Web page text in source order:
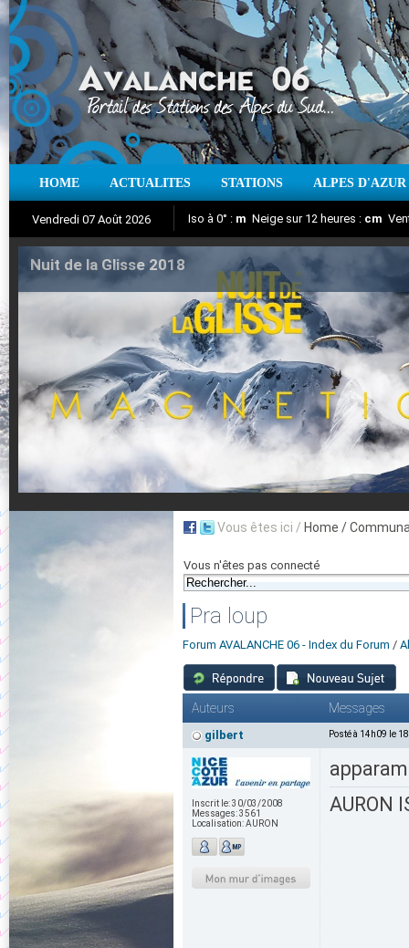
HOME ACTUALITES STATIONS ALPES D'AZUR
Vendredi 07 Août 2026
Aujourd'hui : T° Min : °C T° Max :°C
Iso à 0° : m Neige sur 12 heures : cm
Suivez en direct l'actualité des stations
Nuit de la Glisse 2018
Vous êtes ici / Home /
Vous n'êtes pas connecté
Pra loup
Forum AVALANCHE 06 - Index du Forum /
Auteurs Messages
gilbert Posté à 14h09 le
Inscrit le:30/03/2008
Messages:3561
Localisation:AURON
AURON